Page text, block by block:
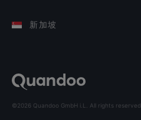
新加坡
©2026 Quandoo GmbH i.L. All rights reserved